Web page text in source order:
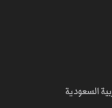
السعودية